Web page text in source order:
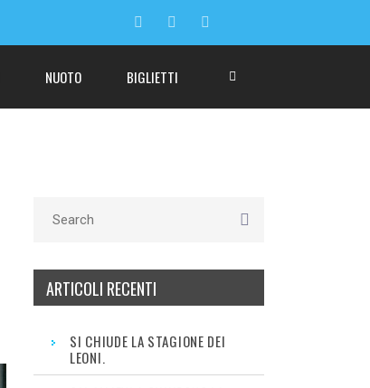
NUOTO BIGLIETTI
ARTICOLI RECENTI
SI CHIUDE LA STAGIONE DEI
LEONI.